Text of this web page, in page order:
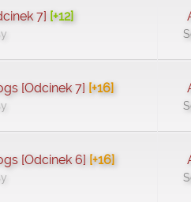
7] [+12]
[Odcinek 7] [+16]
[Odcinek 6] [+16]